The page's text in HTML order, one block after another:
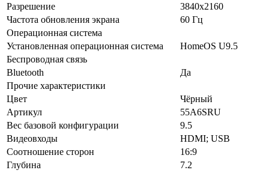
Разрешение
3840x2160
Частота обновления экрана
60 Гц
Операционная система
Установленная операционная система
HomeOS U9.5
Беспроводная связь
Bluetooth
Да
Прочие характеристики
Цвет
Чёрный
Артикул
55A6SRU
Вес базовой конфигурации
9.5
Видеовходы
HDMI; USB
Соотношение сторон
16:9
Глубина
7.2